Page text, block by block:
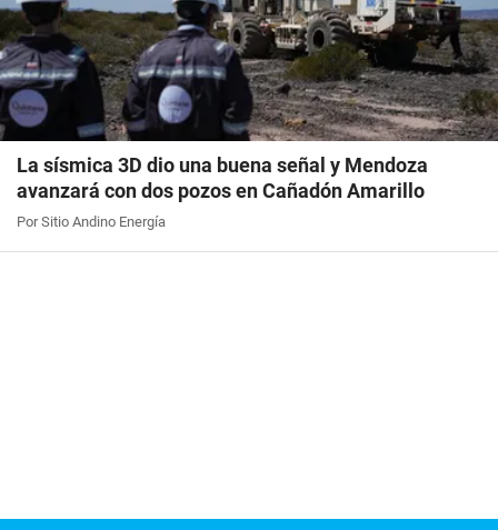
La sísmica 3D dio una buena señal y Mendoza
avanzará con dos pozos en Cañadón Amarillo
Por Sitio Andino Energía